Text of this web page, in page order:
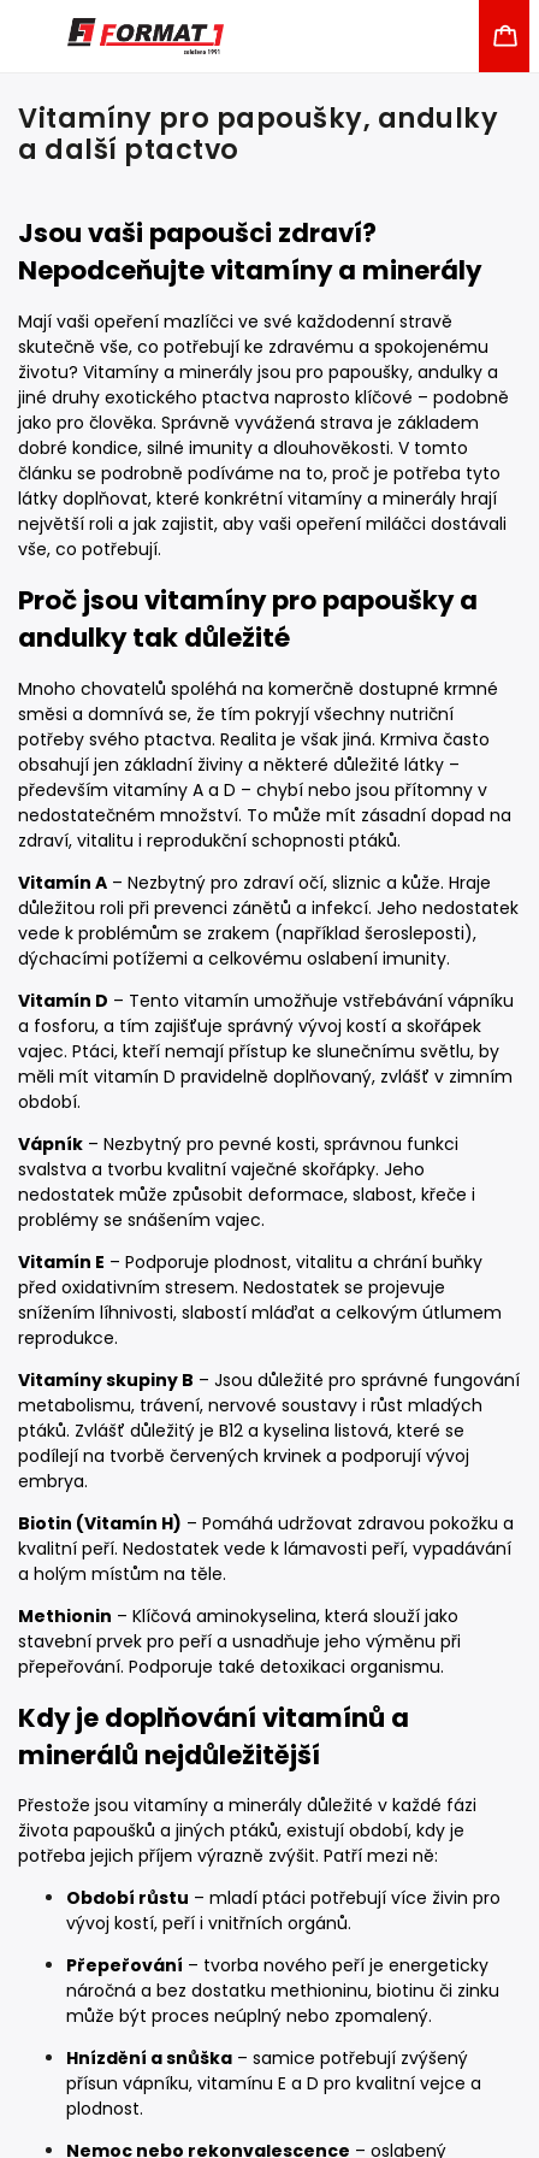
Vitamíny pro papoušky, andulky
a další ptactvo
Jsou vaši papoušci zdraví?
Nepodceňujte vitamíny a minerály
Mají vaši opeření mazlíčci ve své každodenní stravě
skutečně vše, co potřebují ke zdravému a spokojenému
životu? Vitamíny a minerály jsou pro papoušky, andulky a
jiné druhy exotického ptactva naprosto klíčové – podobně
jako pro člověka. Správně vyvážená strava je základem
dobré kondice, silné imunity a dlouhověkosti. V tomto
článku se podrobně podíváme na to, proč je potřeba tyto
látky doplňovat, které konkrétní vitamíny a minerály hrají
největší roli a jak zajistit, aby vaši opeření miláčci dostávali
vše, co potřebují.
Proč jsou vitamíny pro papoušky a
andulky tak důležité
Mnoho chovatelů spoléhá na komerčně dostupné krmné
směsi a domnívá se, že tím pokryjí všechny nutriční
potřeby svého ptactva. Realita je však jiná. Krmiva často
obsahují jen základní živiny a některé důležité látky –
především vitamíny A a D – chybí nebo jsou přítomny v
nedostatečném množství. To může mít zásadní dopad na
zdraví, vitalitu i reprodukční schopnosti ptáků.
Vitamín A – Nezbytný pro zdraví očí, sliznic a kůže. Hraje
důležitou roli při prevenci zánětů a infekcí. Jeho nedostatek
vede k problémům se zrakem (například šerosleposti),
dýchacími potížemi a celkovému oslabení imunity.
Vitamín D – Tento vitamín umožňuje vstřebávání vápníku
a fosforu, a tím zajišťuje správný vývoj kostí a skořápek
vajec. Ptáci, kteří nemají přístup ke slunečnímu světlu, by
měli mít vitamín D pravidelně doplňovaný, zvlášť v zimním
období.
Vápník – Nezbytný pro pevné kosti, správnou funkci
svalstva a tvorbu kvalitní vaječné skořápky. Jeho
nedostatek může způsobit deformace, slabost, křeče i
problémy se snášením vajec.
Vitamín E – Podporuje plodnost, vitalitu a chrání buňky
před oxidativním stresem. Nedostatek se projevuje
snížením líhnivosti, slabostí mláďat a celkovým útlumem
reprodukce.
Vitamíny skupiny B – Jsou důležité pro správné fungování
metabolismu, trávení, nervové soustavy i růst mladých
ptáků. Zvlášť důležitý je B12 a kyselina listová, které se
podílejí na tvorbě červených krvinek a podporují vývoj
embrya.
Biotin (Vitamín H) – Pomáhá udržovat zdravou pokožku a
kvalitní peří. Nedostatek vede k lámavosti peří, vypadávání
a holým místům na těle.
Methionin – Klíčová aminokyselina, která slouží jako
stavební prvek pro peří a usnadňuje jeho výměnu při
přepeřování. Podporuje také detoxikaci organismu.
Kdy je doplňování vitamínů a
minerálů nejdůležitější
Přestože jsou vitamíny a minerály důležité v každé fázi
života papoušků a jiných ptáků, existují období, kdy je
potřeba jejich příjem výrazně zvýšit. Patří mezi ně:
Období růstu – mladí ptáci potřebují více živin pro
vývoj kostí, peří i vnitřních orgánů.
Přepeřování – tvorba nového peří je energeticky
náročná a bez dostatku methioninu, biotinu či zinku
může být proces neúplný nebo zpomalený.
Hnízdění a snůška – samice potřebují zvýšený
přísun vápníku, vitamínu E a D pro kvalitní vejce a
plodnost.
Nemoc nebo rekonvalescence – oslabený